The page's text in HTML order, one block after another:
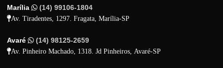
Marília (14) 99106-1804
Av. Tiradentes, 1297. Fragata, Marília-SP
Avaré (14) 98125-2659
Av. Pinheiro Machado, 1318. Jd Pinheiros, Avaré-SP